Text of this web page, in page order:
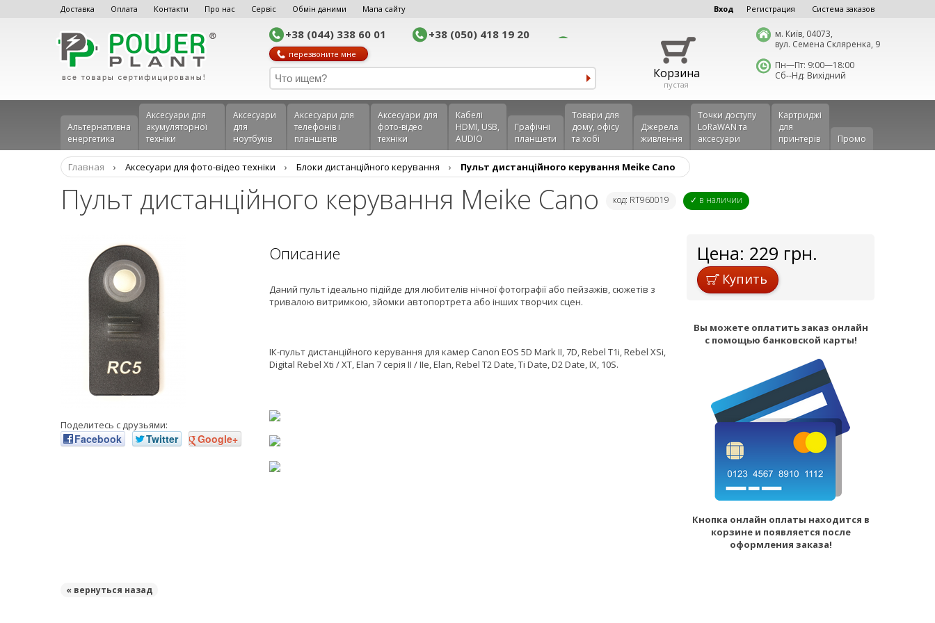
Доставка Оплата Контакти Про нас Сервіс Обмін даними Мапа сайту Вход Регистрация Система заказов
+38 (044) 338 60 01 +38 (050) 418 19 20
перезвоните мне
Корзина
пустая
м. Київ, 04073,
вул. Семена Скляренка, 9
Пн—Пт: 9:00—18:00
Сб--Нд: Вихідний
Альтернативна
енергетика
Аксесуари для
акумуляторної
техніки
Аксесуари
для
ноутбуків
Аксеcуари для
телефонів і
планшетів
Аксесуари для
фото-відео
техніки
Кабелі
HDMI, USB,
AUDIO
Графічні
планшети
Товари для
дому, офісу
та хобі
Джерела
живлення
Точки доступу
LoRaWAN та
аксесуари
Картриджі
для
принтерів
Промо
Главная › Аксесуари для фото-відео техніки › Блоки дистанційного керування › Пульт дистанційного керування Meike Cano
Пульт дистанційного керування Meike Cano код: RT960019 ✓ в наличии
Поделитесь с друзьями:
Facebook Twitter Google+
Описание
Даний пульт ідеально підійде для любителів нічної фотографії або пейзажів, сюжетів з
тривалою витримкою, зйомки автопортрета або інших творчих сцен.
ІК-пульт дистанційного керування для камер Canon EOS 5D Mark II, 7D, Rebel T1i, Rebel XSi,
Digital Rebel Xti / XT, Elan 7 серія II / IIe, Elan, Rebel T2 Date, Ti Date, D2 Date, IX, 10S.
Цена: 229 грн.
Купить
Вы можете оплатить заказ онлайн
с помощью банковской карты!
Кнопка онлайн оплаты находится в
корзине и появляется после
оформления заказа!
« вернуться назад